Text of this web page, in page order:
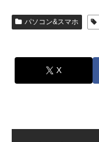
パソコン&スマホ
X